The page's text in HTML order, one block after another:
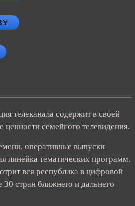
телеканала содержит в своей
оперативные выпуски
линейка тематических программ.
вся республика в цифровой
стран ближнего и дальнего